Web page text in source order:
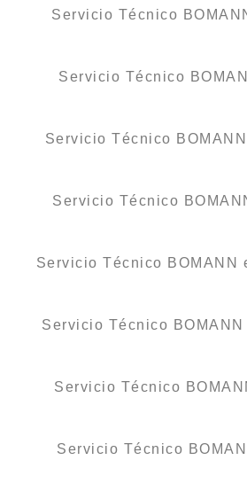
Servicio Técnico
Servicio Técnico
Servicio Técnico
Servicio Técnico
Servicio Técnico BOMANN
Servicio Técnico
Servicio Técnico
Servicio Técnico